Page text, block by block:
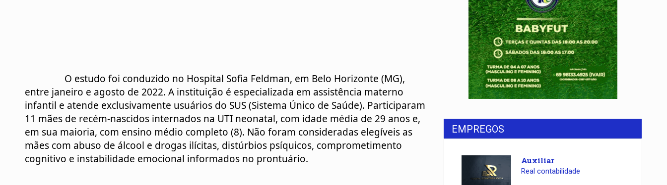
entre janeiro e agosto de 2022. A instituição é especializada em assistência materno
infantil e atende exclusivamente usuários do SUS (Sistema Único de Saúde). Participaram
11 mães de recém-nascidos internados na UTI neonatal, com idade média de 29 anos e,
em sua maioria, com ensino médio completo (8). Não foram consideradas elegíveis as
mães com abuso de álcool e drogas ilícitas, distúrbios psíquicos, comprometimento
cognitivo e instabilidade emocional informados no prontuário.
EMPREGOS
Auxiliar
Real contabilidade